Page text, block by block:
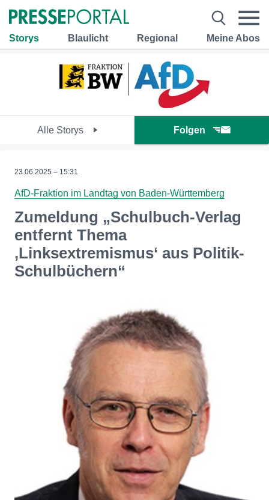
Storys Blaulicht Regional Meine Abos
Alle Storys Folgen
23.06.2025 – 15:31
AfD-Fraktion im Landtag von Baden-Württemberg
Zumeldung „Schulbuch-Verlag
entfernt Thema
‚Linksextremismus‘ aus Politik-
Schulbüchern“